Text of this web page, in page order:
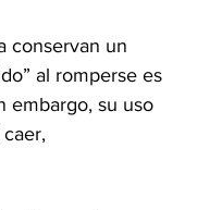
conservan un
al romperse es
embargo, su uso